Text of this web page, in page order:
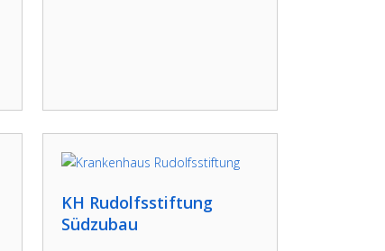
KH Rudolfsstiftung
Südzubau